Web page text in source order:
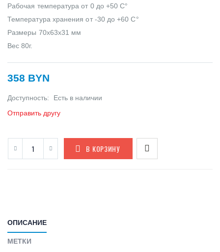
Рабочая температура от 0 до +50 C°
Температура хранения от -30 до +60 C°
Размеры 70x63x31 мм
Вес 80г.
358 BYN
Доступность:
Есть в наличии
Отправить другу
В КОРЗИНУ
ОПИСАНИЕ
МЕТКИ